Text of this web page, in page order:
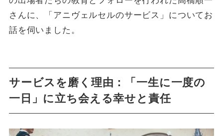
さんに、「アニヴェルセルのサービス」についてお
話を伺いました。
サービスを磨く理由：「一生に一度の
一日」に立ち会える幸せと責任